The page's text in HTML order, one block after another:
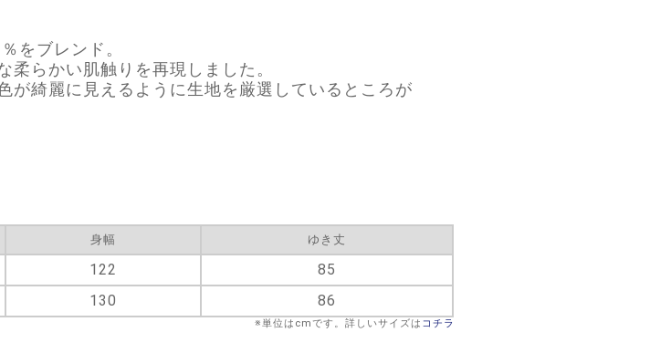
をブレンド。
らかい肌触りを再現しました。
が綺麗に見えるように生地を厳選しているところが
身幅 ゆき丈
122
85
130 86
※単位はcmです。詳しいサイズは コチラ